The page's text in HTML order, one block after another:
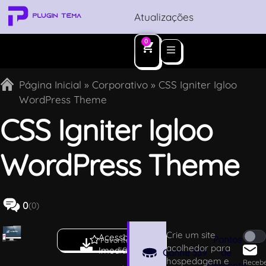
Atualizações
0
Página Inicial » Corporativo » CSS Igniter Igloo
WordPress Theme
CSS Igniter Igloo
WordPress Theme
0(0)
Favoritar
Acesso
Imediato
1.
9
.
Ganhe339
Pontos
de
Crie um site
acolhedor para
hospedagem e